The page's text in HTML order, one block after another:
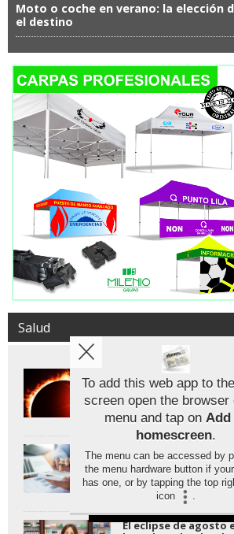
Moto o coche en verano: la elección
el destino
Salud
Proteger la vista
solar: claves para
La salud mental ya
de las consultas
absentismo alcanza
jamás registrado.
El eclipse de agosto
Aviso sobre el Uso de
Utilizamos cookies
funcionamiento del digital.
lista de cookies y como
nuestra Política de Privacidad
Aceptar Cookies
To add this web app to
screen open the browser
menu and tap on
homescreen.
The menu can be accessed by
the menu hardware button if
has one, or by tapping the top
icon
.